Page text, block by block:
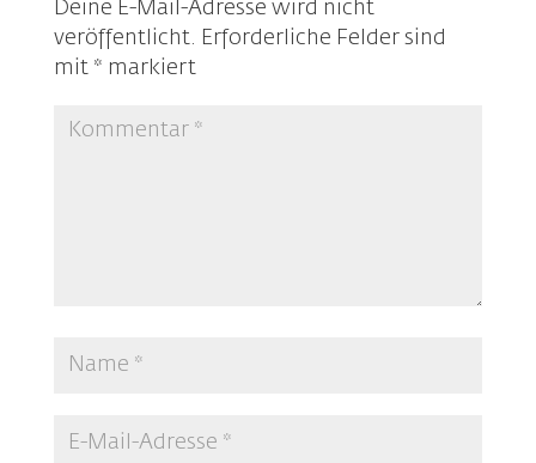
Deine E-Mail-Adresse wird nicht
veröffentlicht. Erforderliche Felder sind
mit * markiert